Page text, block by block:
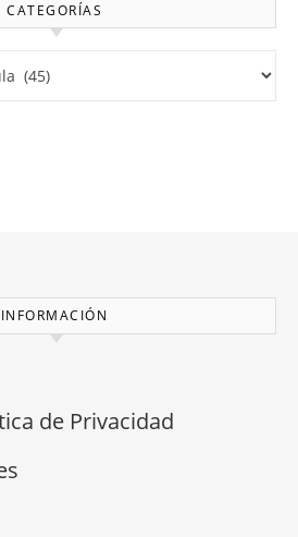
CATEGORÍAS
INFORMACIÓN
de Privacidad